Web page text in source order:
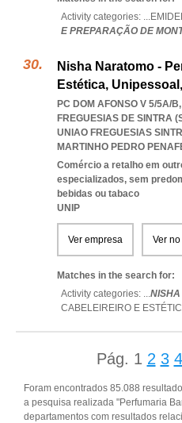
Activity categories: ...
E PREPARAÇÃO DE
Nisha Naratomo -
Estética,
PC DOM AFONSO V 5/5A/
FREGUESIAS DE SINTRA
UNIAO FREGUESIAS
MARTINHO PEDRO
Comércio a retalho em
especializados, sem
bebidas ou tabaco
UNIP
Ver empresa Ver
Matches in the search for:
Activity categories: ...NISHA
CABELEIREIRO E
Pág. 1 2 3 4
Foram encontrados 85.088
a pesquisa realizada "Perfumaria
departamentos com resultados